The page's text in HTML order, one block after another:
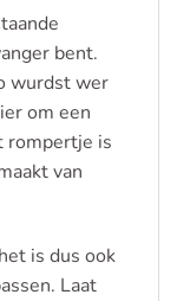
bent.
wurdst wer
om een
rompertje is
van
is dus ook
Laat